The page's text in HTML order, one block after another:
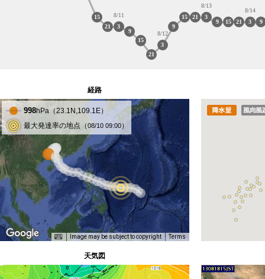
15
21
3
8/11
9
15
21
3
8/12
9
15 21 3
8/13
9 15 21 3
8/14
9
経路
Image may be subject to copyright Terms
998hPa（23.1 N,109.1 E）
最大発達率の地点（08/10 09:00）
天気図